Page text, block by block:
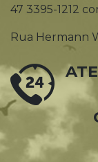
47 3395-1212
Rua Hermann